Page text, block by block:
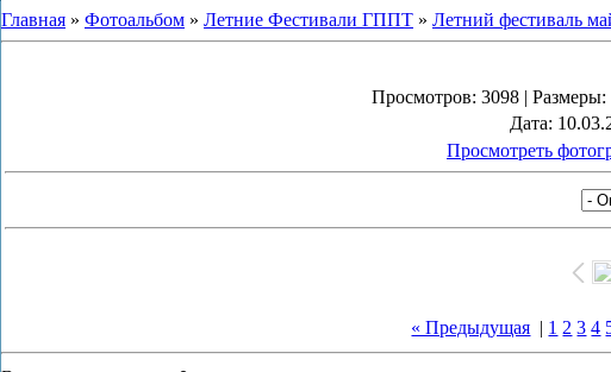
Главная» Фотоальбом» Летние Фестивали ГППТ» Летний фестиваль
Просмотров: 3098 |Размеры:
Дата:
Просмотреть
« Предыдущая | 1 2 3 4